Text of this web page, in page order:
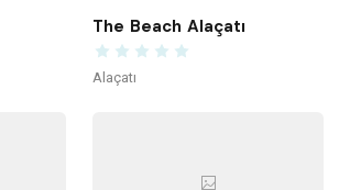
The Beach Alaçatı
Alaçatı